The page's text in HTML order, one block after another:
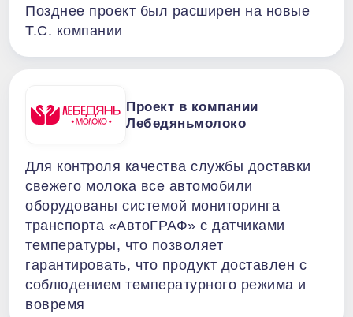
Позднее проект был расширен на новые
Т.С. компании
Проект в компании
Лебедяньмолоко
Для контроля качества службы доставки
свежего молока все автомобили
оборудованы системой мониторинга
транспорта «АвтоГРАФ» с датчиками
температуры, что позволяет
гарантировать, что продукт доставлен с
соблюдением температурного режима и
вовремя